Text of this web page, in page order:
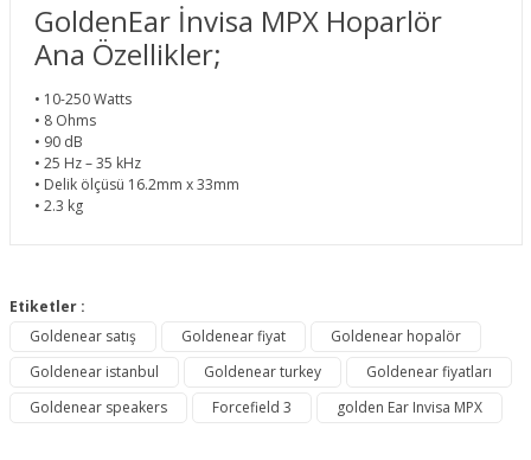
GoldenEar İnvisa MPX Hoparlör
Ana Özellikler;
• 10-250 Watts
• 8 Ohms
• 90 dB
• 25 Hz – 35 kHz
• Delik ölçüsü 16.2mm x 33mm
• 2.3 kg
konularda yetersiz gördüğünüz noktaları öneri formunu
Görüş ve önerileriniz için teşekkür ederiz.
Ürün resmi kalitesiz, bozuk veya görüntülenemiyor.
Etiketler :
Goldenear satış
Goldenear fiyat
Goldenear hopalör
Goldenear istanbul
Goldenear turkey
Goldenear fiyatları
Goldenear speakers
Forcefield 3 golden Ear Invisa MPX